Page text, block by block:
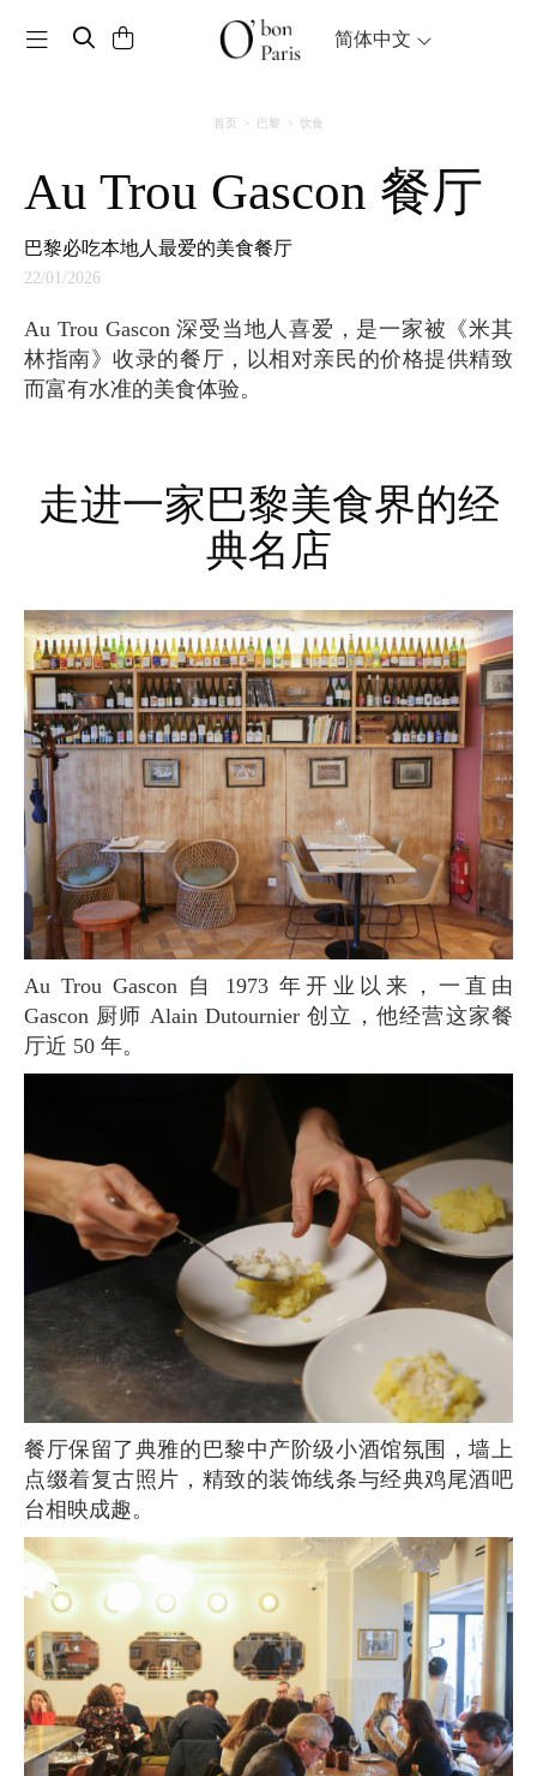
Toggle navigation 简体中文
首页 巴黎 饮食
Au Trou Gascon 餐厅
巴黎必吃本地人最爱的美食餐厅
22/01/2026
Au Trou Gascon 深受当地人喜爱，是一家被《米其
林指南》收录的餐厅，以相对亲民的价格提供精致
而富有水准的美食体验。
走进一家巴黎美食界的经
典名店
Au Trou Gascon 自 1973 年开业以来，一直由
Gascon 厨师 Alain Dutournier 创立，他经营这家餐
厅近 50 年。
餐厅保留了典雅的巴黎中产阶级小酒馆氛围，墙上
点缀着复古照片，精致的装饰线条与经典鸡尾酒吧
台相映成趣。